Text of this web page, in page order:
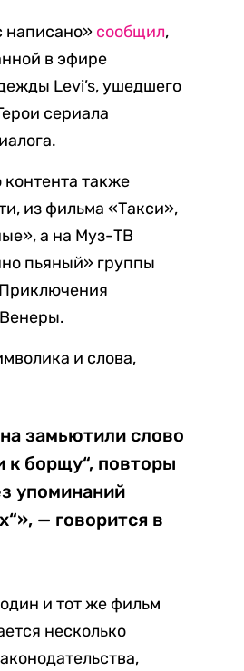
написано» сообщил,
в эфире
Levi’s, ушедшего
сериала
контента также
из фильма «Такси»,
а на Муз-ТВ
пьяный» группы
и слова,
замьютили слово
к борщу“, повторы
упоминаний
— говорится в
и тот же фильм
несколько